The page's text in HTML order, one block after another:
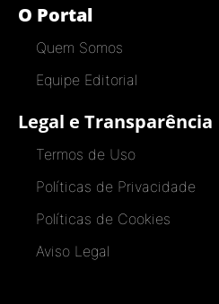
O Portal
Quem Somos
Equipe Editorial
Legal e Transparência
Termos de Uso
Políticas de Privacidade
Políticas de Cookies
Aviso Legal